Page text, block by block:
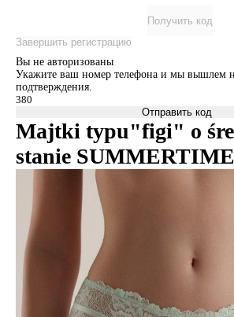
Получить код
Завершить регистрацию
Вы не авторизованы
Укажите ваш номер телефона и мы вышлем
подтверждения.
Отправить код
Majtki typu"figi" o
stanie SUMMERTIME